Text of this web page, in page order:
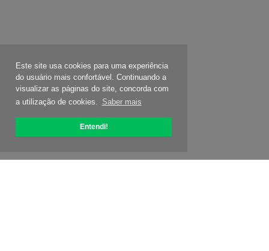
Este site usa cookies para uma experiência
do usuário mais confortável. Continuando a
visualizar as páginas do site, concorda com
a utilização de cookies. Saber mais
Entendi!